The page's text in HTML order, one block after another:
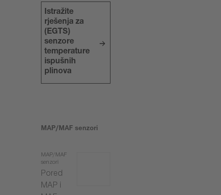
Istražite
rješenja za
(EGTS)
senzore
temperature
ispušnih
plinova
MAP/MAF senzori
MAP/MAF
senzori
Pored
MAP i